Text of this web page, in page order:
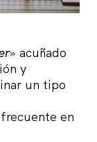
» acuñado
y
un tipo
en